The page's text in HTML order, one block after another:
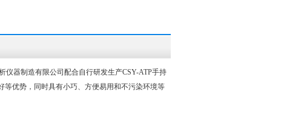
仪器制造有限公司配合自行研发生产CSY-ATP手持
优势，同时具有小巧、方便易用和不污染环境等